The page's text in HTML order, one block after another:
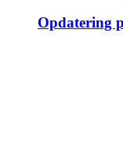
Opdatering